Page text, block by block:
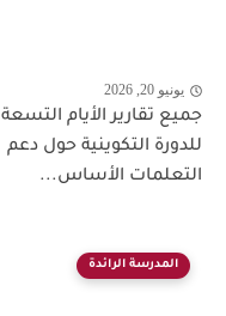
يونيو 20, 2026
جميع تقارير الأيام التسعة
للدورة التكوينية حول دعم
التعلمات الأساس...
المدرسة الرائدة